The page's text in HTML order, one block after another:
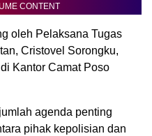
CONTENT
oleh Pelaksana Tugas
Cristovel Sorongku,
Kantor Camat Poso
agenda penting
pihak kepolisian dan